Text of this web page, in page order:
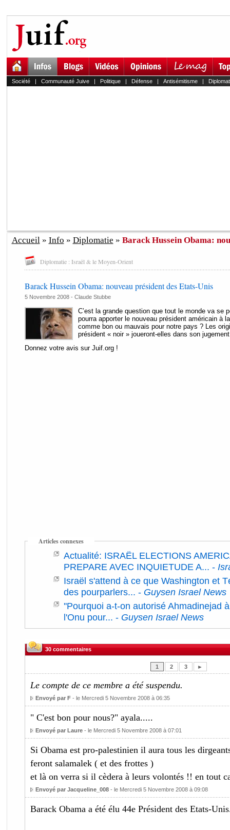
Société| Communauté Juive| Politique| Défense| Antisémitisme|
Accueil» Info » Diplomatie » Barack Hussein Obama:
Diplomatie : Israël & le Moyen-Orient
Barack Hussein Obama: nouveau président des Etats-Unis
5 Novembre 2008 - Claude Stubbe
C’est la grande question que tout le monde va se
pourra apporter le nouveau président américain à
comme bon ou mauvais pour notre pays ? Les
président « noir » joueront-elles dans son
Donnez votre avis sur Juif.org !
Articles connexes
Actualité: ISRAËL ELECTIONS
PREPARE AVEC INQUIETUDE A... -
Israël s'attend à ce que Washington et
des pourparlers... - Guysen Israel News
''Pourquoi a-t-on autorisé Ahmadinejad
l'Onu pour... - Guysen Israel News
30 commentaires
1 2 3 ►
Le compte de ce membre a été suspendu.
Envoyé par F- le Mercredi 5 Novembre 2008 à 06:35
" C'est bon pour nous?" ayala.....
Envoyé par Laure- le Mercredi 5 Novembre 2008 à 07:01
Si Obama est pro-palestinien il aura tous les
feront salamalek ( et des frottes )
et là on verra si il cèdera à leurs volontés !! en tout
Envoyé par Jacqueline_008- le Mercredi 5 Novembre 2008 à 09:08
Barack Obama a été élu 44e Président des Etats-